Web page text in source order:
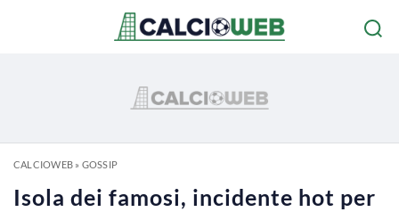
CALCIOWEB» GOSSIP
Isola dei famosi, incidente hot per